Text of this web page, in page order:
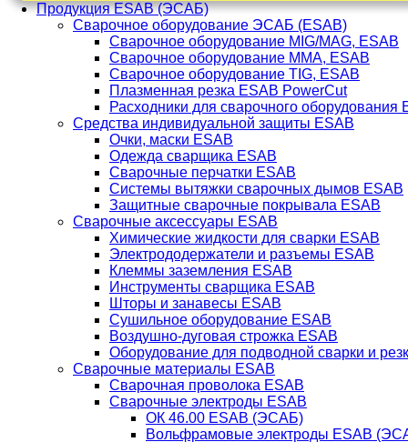
Продукция ESAB (ЭСАБ)
Сварочное оборудование ЭСАБ (ESAB)
Сварочное оборудование MIG/MAG, ESAB
Сварочное оборудование ММА, ESAB
Сварочное оборудование TIG, ESAB
Плазменная резка ESAB PowerCut
Расходники для сварочного оборудования
Средства индивидуальной защиты ESAB
Очки, маски ESAB
Одежда сварщика ESAB
Сварочные перчатки ESAB
Системы вытяжки сварочных дымов ESAB
Защитные сварочные покрывала ESAB
Сварочные аксессуары ESAB
Химические жидкости для сварки ESAB
Электрододержатели и разъемы ESAB
Клеммы заземления ESAB
Инструменты сварщика ESAB
Шторы и занавесы ESAB
Сушильное оборудование ESAB
Воздушно-дуговая строжка ESAB
Оборудование для подводной сварки и
Сварочные материалы ESAB
Сварочная проволока ESAB
Сварочные электроды ESAB
ОК 46.00 ESAB (ЭСАБ)
Вольфрамовые электроды ESAB